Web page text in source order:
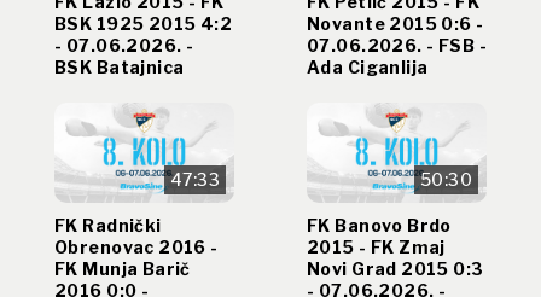
BSK 1925 2015 4:2
- 07.06.2026. -
BSK Batajnica
Novante 2015 0:6 -
07.06.2026. - FSB -
Ada Ciganlija
47:33
FK Radnički
Obrenovac 2016 -
FK Munja Barič
2016 0:0 -
50:30
FK Banovo Brdo
2015 - FK Zmaj
Novi Grad 2015 0:3
- 07.06.2026. -